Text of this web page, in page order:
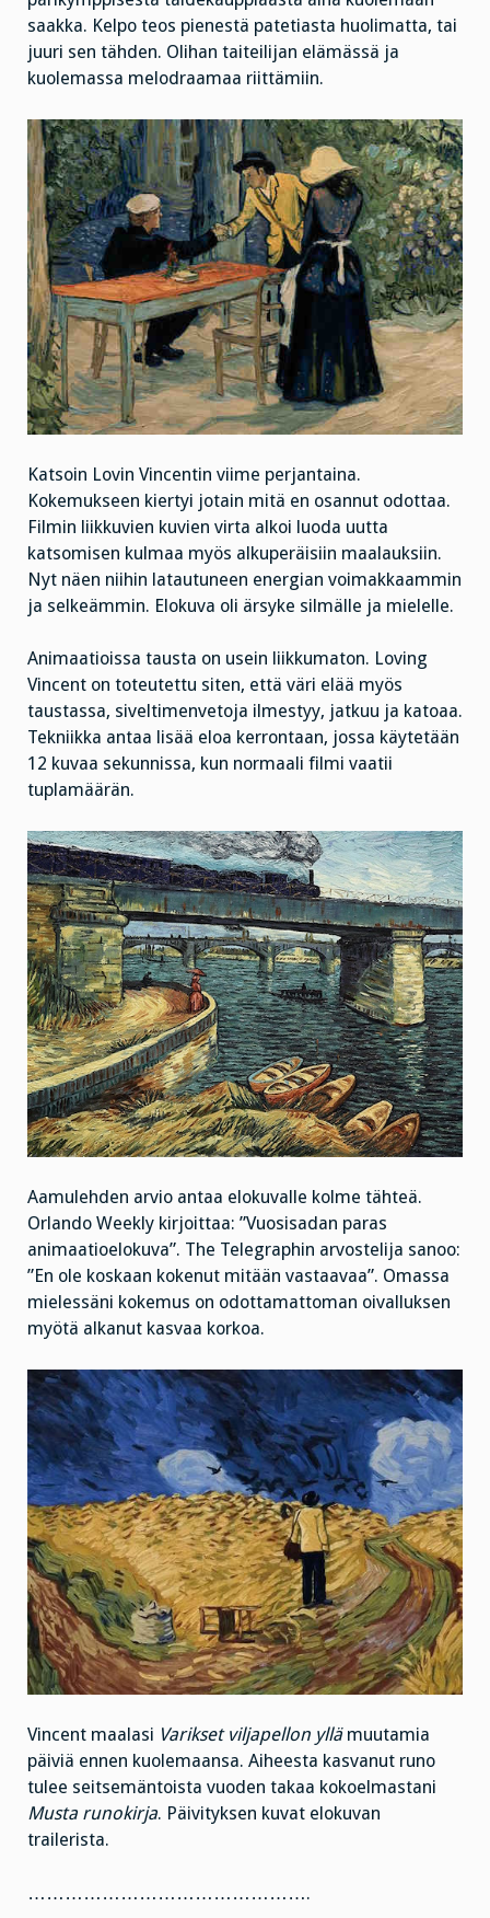
saakka. Kelpo teos pienestä patetiasta huolimatta, tai
juuri sen tähden. Olihan taiteilijan elämässä ja
kuolemassa melodraamaa riittämiin.
Katsoin Lovin Vincentin viime perjantaina.
Kokemukseen kiertyi jotain mitä en osannut odottaa.
Filmin liikkuvien kuvien virta alkoi luoda uutta
katsomisen kulmaa myös alkuperäisiin maalauksiin.
Nyt näen niihin latautuneen energian voimakkaammin
ja selkeämmin. Elokuva oli ärsyke silmälle ja mielelle.
Animaatioissa tausta on usein liikkumaton. Loving
Vincent on toteutettu siten, että väri elää myös
taustassa, siveltimenvetoja ilmestyy, jatkuu ja katoaa.
Tekniikka antaa lisää eloa kerrontaan, jossa käytetään
12 kuvaa sekunnissa, kun normaali filmi vaatii
tuplamäärän.
Aamulehden arvio antaa elokuvalle kolme tähteä.
Orlando Weekly kirjoittaa: ”Vuosisadan paras
animaatioelokuva”. The Telegraphin arvostelija sanoo:
”En ole koskaan kokenut mitään vastaavaa”. Omassa
mielessäni kokemus on odottamattoman oivalluksen
myötä alkanut kasvaa korkoa.
Vincent maalasi Varikset viljapellon yllämuutamia
päiviä ennen kuolemaansa. Aiheesta kasvanut runo
tulee seitsemäntoista vuoden takaa kokoelmastani
Musta runokirja. Päivityksen kuvat elokuvan
trailerista.
……………………………………….